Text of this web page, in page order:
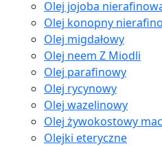
Olej jojoba
Olej konopny
Olej migdałowy
Olej neem Z Miodli
Olej parafinowy
Olej rycynowy
Olej wazelinowy
Olej żywokostowy
Olejki eteryczne